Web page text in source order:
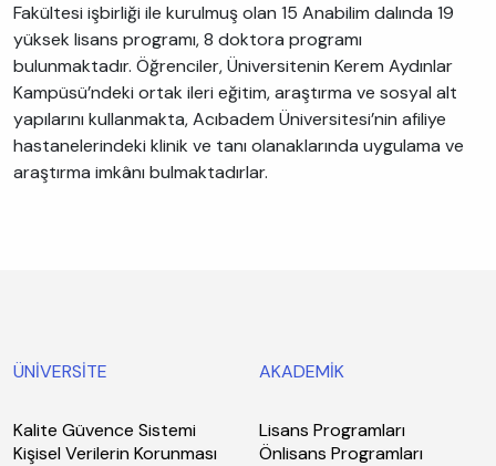
Fakültesi işbirliği ile kurulmuş olan 15 Anabilim dalında 19
yüksek lisans programı, 8 doktora programı
bulunmaktadır. Öğrenciler, Üniversitenin Kerem Aydınlar
Kampüsü’ndeki ortak ileri eğitim, araştırma ve sosyal alt
yapılarını kullanmakta, Acıbadem Üniversitesi’nin afiliye
hastanelerindeki klinik ve tanı olanaklarında uygulama ve
araştırma imkânı bulmaktadırlar.
ÜNİVERSİTE
Kalite Güvence Sistemi
Kişisel Verilerin Korunması
AKADEMİK
Lisans Programları
Önlisans Programları